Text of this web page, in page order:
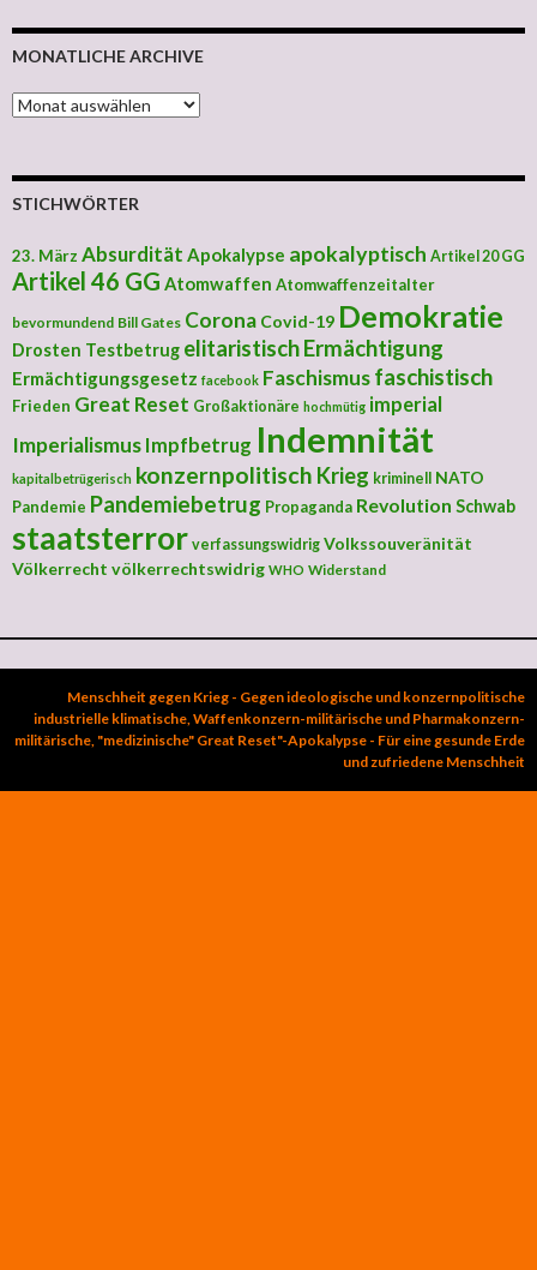
MONATLICHE ARCHIVE
MONATLICHE ARCHIVE
STICHWÖRTER
23. März Absurdität Apokalypse apokalyptisch Artikel 20 GG
Artikel 46 GG Atomwaffen Atomwaffenzeitalter
bevormundend Bill Gates Corona Covid-19 Demokratie
Drosten Testbetrug elitaristischErmächtigung
Ermächtigungsgesetz facebook Faschismusfaschistisch
Frieden Great Reset Großaktionäre hochmütig imperial
Imperialismus Impfbetrug Indemnität
kapitalbetrügerisch konzernpolitisch Krieg kriminell NATO
Pandemie Pandemiebetrug Propaganda Revolution Schwab
staatsterror verfassungswidrig Volkssouveränität
Völkerrecht völkerrechtswidrig WHO Widerstand
Menschheit gegen Krieg - Gegen ideologische und konzernpolitische
industrielle klimatische, Waffenkonzern-militärische und Pharmakonzern-
militärische, "medizinische" Great Reset"-Apokalypse - Für eine gesunde Erde
und zufriedene Menschheit